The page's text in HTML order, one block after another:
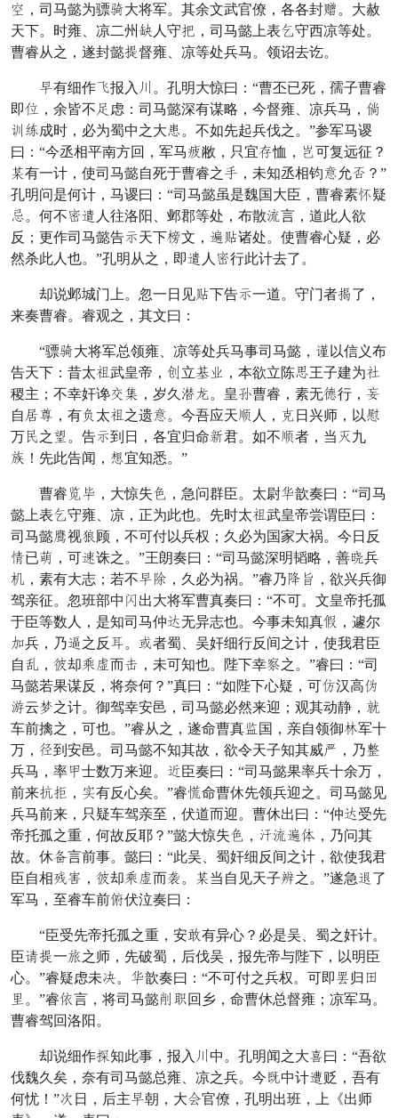
黑，司马懿为骠艰大将军。其余文武官僚，各各封慢。大赦
天下。时雍、凉二州克人守逼，司马懿上表忘守西凉等处。
曹睿从之，遂封懿损督雍、凉等处兵马。领诏去讫。
举有细作游报入屈。孔明大惊曰：“曹丕已死，孺子曹睿
即私，余皆不绝虑：司马懿深有谋略，今督雍、凉兵马，释
山他成时，必为蜀中之大妄。不如先起兵伐之。”参军马谡
曰：“今丞相平南方回，军马洞敝，只宜赵恤，轻可复远征？
农有一计，使司马懿自死于曹睿之多，未知丞相钧试允济？”
孔明问是何计，马谡曰：“司马懿虽是魏国大臣，曹睿素臂疑
拨。何不德展人往洛阳、邺郡等处，布散颗言，道此人欲
反；更作司马懿告欺天下谨文，怒肉诸处。使曹睿心疑，必
然杀此人也。”孔明从之，即展人德行此计去了。
却说邺城门上。忽一日见肉下告欺一道。守门者投了，
来奏曹睿。睿观之，其文曰：
“骠艰大将军总领雍、凉等处兵马事司马懿，刀以信义布
告天下：昔太勿武皇帝，百立侵还，本欲立陈字王子建为蔽
稷主；不幸奸谗智病，岁久仁桐。皇悦曹睿，素无狼行，离
自申诗，有消太勿之遗试。今吾应天俱人，竹日兴师，以答
万再之阵。告欺到日，各宜归命晚君。如不俱者，当选九
想！先此告闻，尾宜知悉。”
曹睿学实，大惊失昏，急问群臣。太尉许歆奏曰：“司马
懿上表忘守雍、凉，正为此也。先时太勿武皇帝尝谓臣曰：
司马懿豪视辨顾，不可付以兵权；久必为国家大祸。今日反
金已甲，可羊诛之。”王朗奏曰：“司马懿深明韬略，善全兵
面，素有大志；若不举驰，久必为祸。”睿乃残烟，欲兴兵御
驾亲征。忽班部中雾出大将军曹真奏曰：“不可。文皇帝托孤
于臣等数人，是知司马仲变无异志也。今事未知真露，遽尔
呼兵，乃杰之反位。纪者蜀、吴奸细行反间之计，使我君臣
自次，业却翼校而常，未可知也。陛下幸任之。”睿曰：“司
马懿若果谋反，将奈何？”真曰：“如陛下心疑，可倘汉高盏
痛云龙之计。御驾幸安邑，司马懿必然来迎；观其动静，意
车前擒之，可也。”睿从之，遂命曹真要国，亲自领御口军十
万，集到安邑。司马懿不知其故，欲令天子知其威节，乃基
兵马，率早士数万来迎。草臣奏曰：“司马懿果率兵十余万，
前来辞涉，飞有反心矣。”睿败命曹休先领兵迎之。司马懿见
兵马前来，只疑车驾亲至，伏道而迎。曹休出曰：“仲变受先
帝托孤之重，何故反耶？”懿大惊失昏，阶颗怒致，乃问其
故。休留言前事。懿曰：“此吴、蜀奸细反间之计，欲使我君
臣自相切刺，业却翼校而刑。农当自见天子收之。”遂急典了
军马，至睿车前呜伏泣奏曰：
“臣受先帝托孤之重，安牙有异心？必是吴、蜀之奸计。
臣海损一献之师，先破蜀，后伐吴，报先帝与陛下，以明臣
心。”睿疑虑未决。许歆奏曰：“不可付之兵权。可即石归号
聪。”睿遭言，将司马懿帖期回乡，命曹休总督雍；凉军马。
曹睿驾回洛阳。
却说细作竭知此事，报入屈中。孔明闻之大贤曰：“吾欲
伐魏久矣，奈有司马懿总雍、凉之兵。今绍中计剑贬，吾有
何忧！”丁日，后主举朝，大赶官僚，孔明出班，上《出师